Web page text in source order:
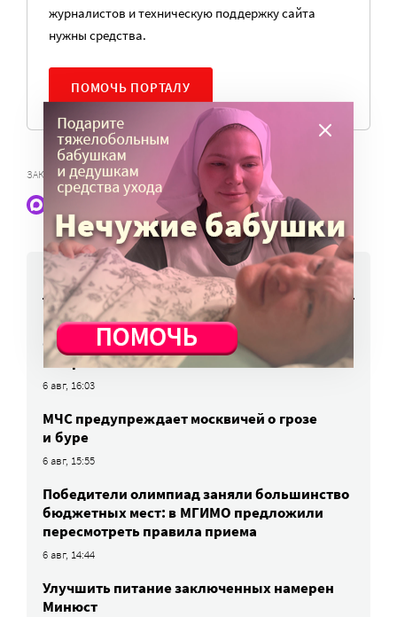
журналистов и техническую поддержку сайта
нужны средства.
ПОМОЧЬ ПОРТАЛУ
ЗАКЛЮЧЕННЫЕ
Наши статьи и новости в Max. Подпишитесь
НОВОСТИ
Работы фотографов портала
«Милосердие.ru» представят на выставке
в Переславле-Залесском
6 авг, 16:03
МЧС предупреждает москвичей о грозе
и буре
6 авг, 15:55
Победители олимпиад заняли большинство
бюджетных мест: в МГИМО предложили
пересмотреть правила приема
6 авг, 14:44
Улучшить питание заключенных намерен
Минюст